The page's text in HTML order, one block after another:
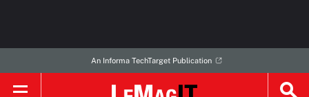
An Informa TechTarget Publication